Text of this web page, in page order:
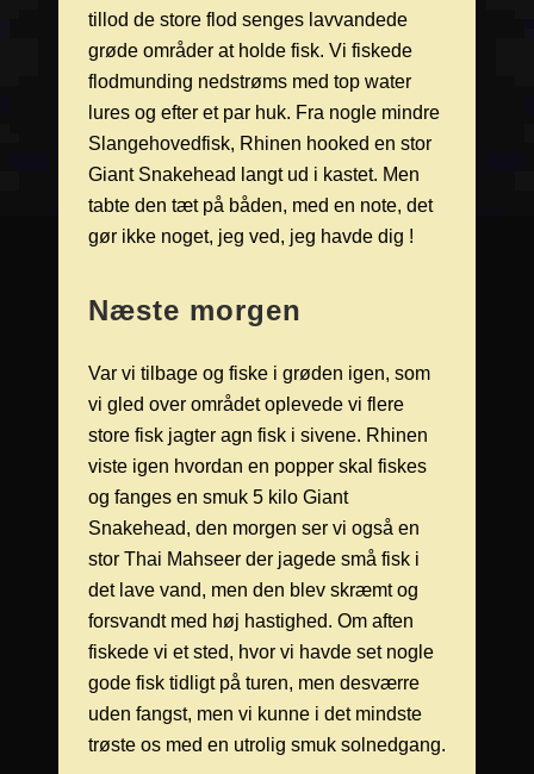
tillod de store flod senges lavvandede
grøde områder at holde fisk. Vi fiskede
flodmunding nedstrøms med top water
lures og efter et par huk. Fra nogle mindre
Slangehovedfisk, Rhinen hooked en stor
Giant Snakehead langt ud i kastet. Men
tabte den tæt på båden, med en note, det
gør ikke noget, jeg ved, jeg havde dig !
Næste morgen
Var vi tilbage og fiske i grøden igen, som
vi gled over området oplevede vi flere
store fisk jagter agn fisk i sivene. Rhinen
viste igen hvordan en popper skal fiskes
og fanges en smuk 5 kilo Giant
Snakehead, den morgen ser vi også en
stor Thai Mahseer der jagede små fisk i
det lave vand, men den blev skræmt og
forsvandt med høj hastighed. Om aften
fiskede vi et sted, hvor vi havde set nogle
gode fisk tidligt på turen, men desværre
uden fangst, men vi kunne i det mindste
trøste os med en utrolig smuk solnedgang.